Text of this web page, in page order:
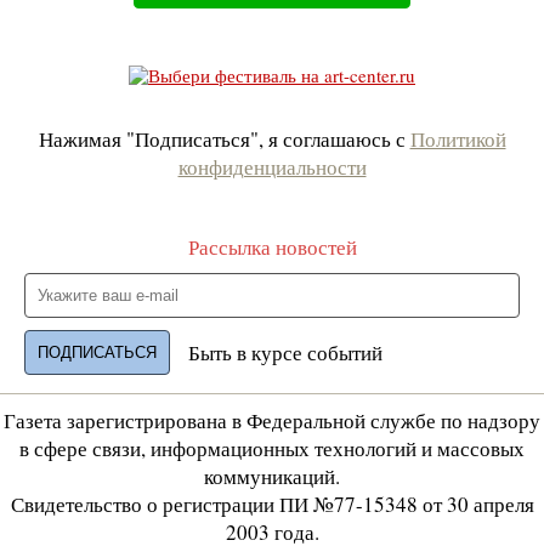
Нажимая "Подписаться", я соглашаюсь с Политикой
конфиденциальности
Рассылка новостей
Быть в курсе событий
Газета зарегистрирована в Федеральной службе по надзору
в сфере связи, информационных технологий и массовых
коммуникаций.
Свидетельство о регистрации ПИ №77-15348 от 30 апреля
2003 года.